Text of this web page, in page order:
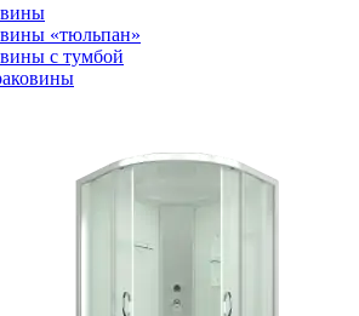
«тюльпан»
с тумбой